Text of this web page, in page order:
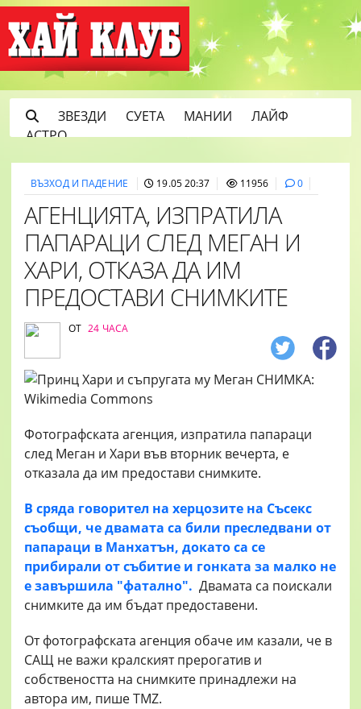
ЗВЕЗДИ СУЕТА МАНИИ
ЛАЙФ
АСТРО
ВЪЗХОД И ПАДЕНИЕ 19.05 20:37 11956 0
АГЕНЦИЯТА, ИЗПРАТИЛА
ПАПАРАЦИ СЛЕД МЕГАН И
ХАРИ, ОТКАЗА ДА ИМ
ПРЕДОСТАВИ СНИМКИТЕ
ОТ 24 ЧАСА
Фотографската агенция, изпратила папараци
след Меган и Хари във вторник вечерта, е
отказала да им предостави снимките.
В сряда говорител на херцозите на Съсекс
съобщи, че двамата са били преследвани от
папараци в Манхатън, докато са се
прибирали от събитие и гонката за малко не
е завършила "фатално". Двамата са поискали
снимките да им бъдат предоставени.
От фотографската агенция обаче им казали, че в
САЩ не важи кралският прерогатив и
собствеността на снимките принадлежи на
автора им, пише TMZ.